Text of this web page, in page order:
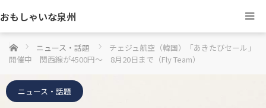
おもしゃいな泉州
ホーム ニュース・話題
チェジュ航空（韓国）「あきたびセール」
開催中 関西線が4500円～ 8月20日まで（Fly Team）
ニュース・話題